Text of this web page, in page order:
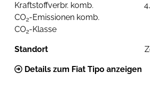
Kraftstoffverbr. komb.
CO2-Emissionen komb.
CO2-Klasse
Standort
Details zum Fiat Tipo anzeigen